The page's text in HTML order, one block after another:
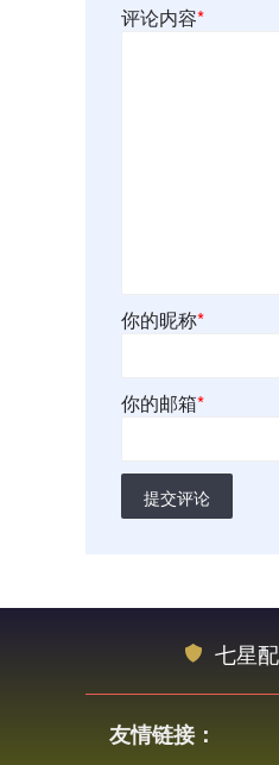
评论内容*
你的昵称*
你的邮箱*
提交评论
七星
友情链接：